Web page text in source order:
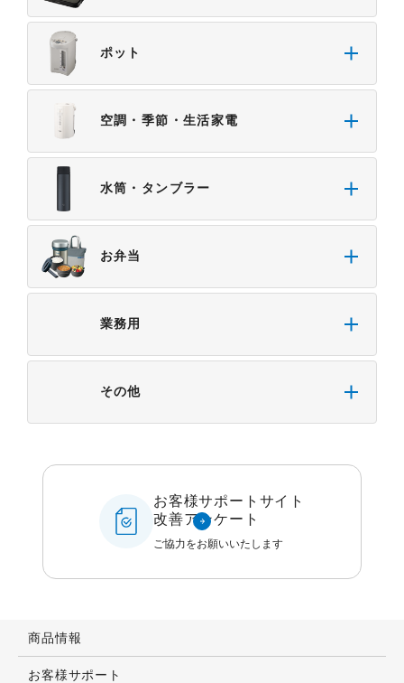
・予告なしにサーバーの停止、本サービスの変更ま
たは提供の中止・中断を行うこと。また、それによ
って生じる一切の損害。
ポット
空調・季節・生活家電
水筒・タンブラー
お弁当
業務用
その他
お客様サポートサイト
改善アンケート
ご協力をお願いいたします
商品情報
お客様サポート